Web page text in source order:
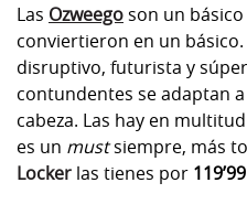
Las Ozweegoson un
conviertieron en un
disruptivo, futurista y
contundentes se adaptan
cabeza. Las hay en
es un mustsiempre, más
Locker las tienes por